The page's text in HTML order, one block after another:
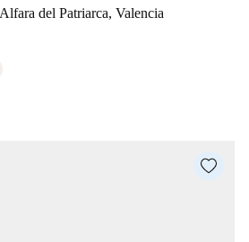
del Patriarca, Valencia